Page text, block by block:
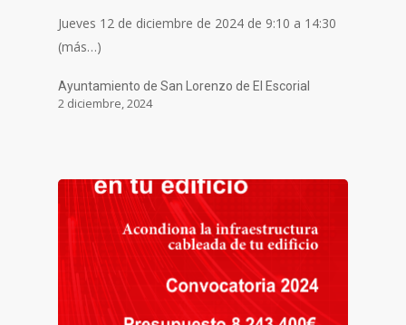
Jueves 12 de diciembre de 2024 de 9:10 a 14:30
(más…)
Ayuntamiento de San Lorenzo de El Escorial
2 diciembre, 2024